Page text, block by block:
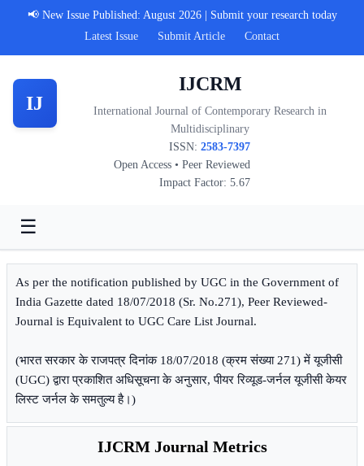
📢 New Issue Published: August 2026 | Submit your research today
Latest Issue
Submit Article Contact
IJ
IJCRM
International Journal of Contemporary Research in
Multidisciplinary
ISSN: 2583-7397
Open Access • Peer Reviewed
Impact Factor: 5.67
☰
As per the notification published by UGC in the Government of
India Gazette dated 18/07/2018 (Sr. No.271), Peer Reviewed-
Journal is Equivalent to UGC Care List Journal.
(भारत सरकार के राजपत्र दिनांक 18/07/2018 (क्रम संख्या 271) में यूजीसी
(UGC) द्वारा प्रकाशित अधिसूचना के अनुसार, पीयर रिव्यूड-जर्नल यूजीसी केयर
लिस्ट जर्नल के समतुल्य है।)
IJCRM Journal Metrics